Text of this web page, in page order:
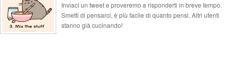
Inviaci un tweet e proveremo a risponderti in breve tempo.
Smetti di pensarci, è più facile di quanto pensi. Altri utenti
stanno già cucinando!